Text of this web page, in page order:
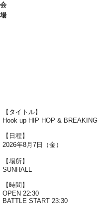
会
場
【タイトル】
Hook up HIP HOP & BREAKING
【日程】
2026年8月7日（金）
【場所】
SUNHALL
【時間】
OPEN 22:30
BATTLE START 23:30